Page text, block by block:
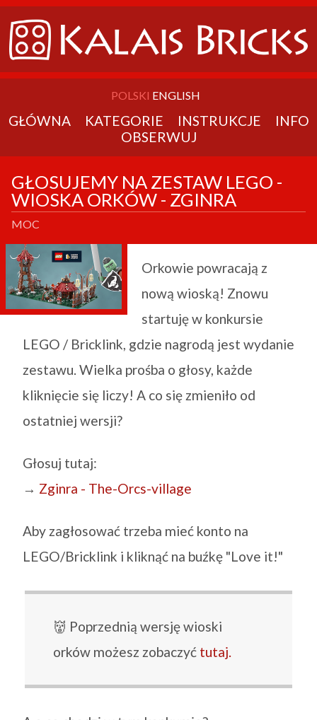
POLSKI ENGLISH
GŁÓWNA KATEGORIE INSTRUKCJE
INFO
OBSERWUJ
GŁOSUJEMY NA ZESTAW LEGO -
WIOSKA ORKÓW - ZGINRA
MOC
Orkowie powracają z
nową wioską! Znowu
startuję w konkursie
LEGO / Bricklink, gdzie nagrodą jest wydanie
zestawu. Wielka prośba o głosy, każde
kliknięcie się liczy! A co się zmieniło od
ostatniej wersji?
Głosuj tutaj:
→ Zginra - The-Orcs-village
Aby zagłosować trzeba mieć konto na
LEGO/Bricklink i kliknąć na buźkę "Love it!"
👹 Poprzednią wersję wioski
orków możesz zobaczyć tutaj.